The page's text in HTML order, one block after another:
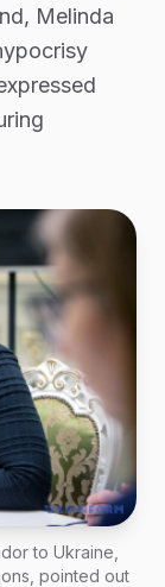
Melinda
to Ukraine,
pointed out